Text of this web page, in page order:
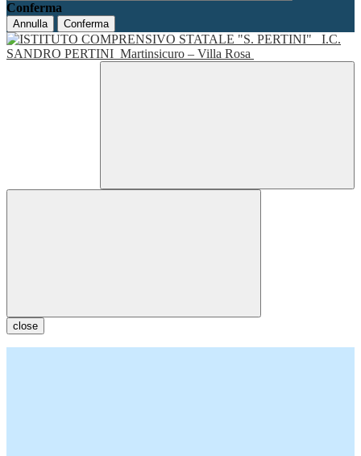
Conferma
Annulla Conferma
I.C.
SANDRO PERTINI Martinsicuro – Villa Rosa
close